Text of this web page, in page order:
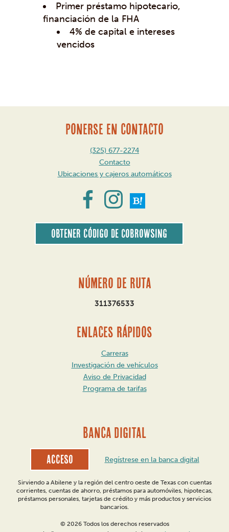
Primer préstamo hipotecario,
financiación de la FHA
4% de capital e intereses
vencidos
navegación
PONERSE EN CONTACTO
(325) 677-2274
Contacto
Ubicaciones y cajeros automáticos
Obtener código de CoBrowsing
Número de ruta
311376533
ENLACES RÁPIDOS
Carreras
Investigación de vehículos
Aviso de Privacidad
Programa de tarifas
BANCA DIGITAL
Acceso Regístrese en la banca digital
Sirviendo a Abilene y la región del centro oeste de Texas con cuentas
corrientes, cuentas de ahorro, préstamos para automóviles, hipotecas,
préstamos personales, tarjetas de crédito y más productos y servicios
bancarios.
© 2026 Todos los derechos reservados